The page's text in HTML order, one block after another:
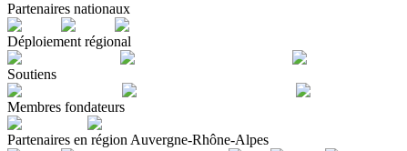
Partenaires nationaux
Déploiement régional
Soutiens
Membres fondateurs
Partenaires en région Auvergne-Rhône-Alpes